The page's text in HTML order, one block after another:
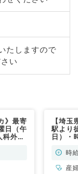
たしますので
い
》最寄
日（午
科外
【埼
駅より
日）・
／非常
時
産